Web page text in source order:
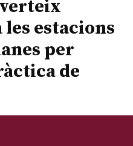
les estacions
per
de